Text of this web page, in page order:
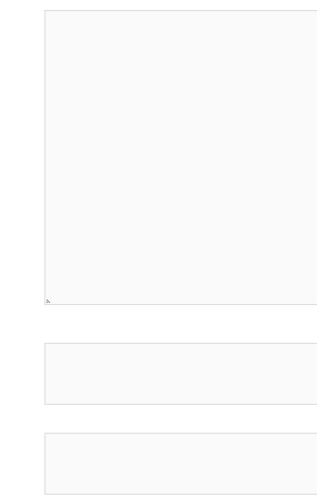
سخت‌تر هم می‌شد چون آب سرد بود
با آن وجود نداشت.